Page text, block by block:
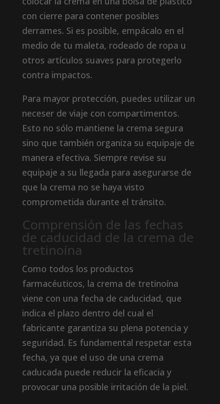
con cierre para contener posibles
derrames. Si es posible, empácalo en el
medio de tu maleta, rodeado de ropa u
otros artículos suaves para protegerlo
contra impactos.
Para mayor protección, puedes utilizar un
neceser de viaje con compartimentos.
Esto no sólo mantiene la crema segura
sino que también organiza su equipaje de
manera efectiva. Siempre revise su
equipaje a su llegada para asegurarse de
que la crema no se haya visto
comprometida durante el tránsito.
Comprensión de las fechas
de caducidad de la crema de
tretinoína
Como todos los productos
farmacéuticos, la crema de tretinoína
viene con una fecha de caducidad, que
indica el plazo dentro del cual el
fabricante garantiza su plena potencia y
seguridad. Es fundamental respetar esta
fecha, ya que el uso de una crema
caducada puede reducir la eficacia y
provocar una posible irritación de la piel.